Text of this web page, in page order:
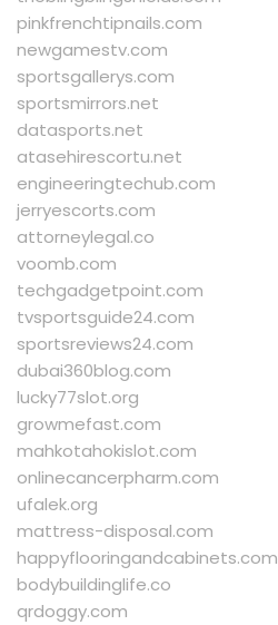
pinkfrenchtipnails.com
newgamestv.com
sportsgallerys.com
sportsmirrors.net
datasports.net
atasehirescortu.net
engineeringtechub.com
jerryescorts.com
attorneylegal.co
voomb.com
techgadgetpoint.com
tvsportsguide24.com
sportsreviews24.com
dubai360blog.com
lucky77slot.org
growmefast.com
mahkotahokislot.com
onlinecancerpharm.com
ufalek.org
mattress-disposal.com
happyflooringandcabinets.com
bodybuildinglife.co
qrdoggy.com